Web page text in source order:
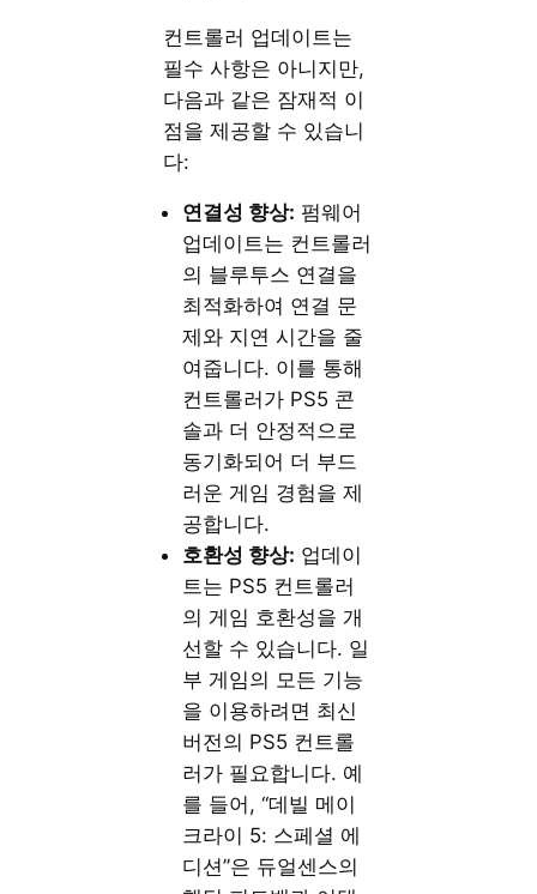
컨트롤러 업데이트는
필수 사항은 아니지만,
다음과 같은 잠재적 이
점을 제공할 수 있습니
다:
연결성 향상: 펌웨어
업데이트는 컨트롤러
의 블루투스 연결을
최적화하여 연결 문
제와 지연 시간을 줄
여줍니다. 이를 통해
컨트롤러가 PS5 콘
솔과 더 안정적으로
동기화되어 더 부드
러운 게임 경험을 제
공합니다.
호환성 향상: 업데이
트는 PS5 컨트롤러
의 게임 호환성을 개
선할 수 있습니다. 일
부 게임의 모든 기능
을 이용하려면 최신
버전의 PS5 컨트롤
러가 필요합니다. 예
를 들어, “데빌 메이
크라이 5: 스페셜 에
디션”은 듀얼센스의